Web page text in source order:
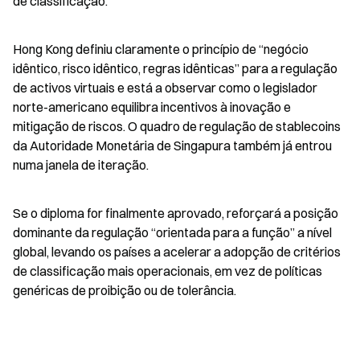
Hong Kong definiu claramente o princípio de “negócio
idêntico, risco idêntico, regras idênticas” para a regulação
de activos virtuais e está a observar como o legislador
norte-americano equilibra incentivos à inovação e
mitigação de riscos. O quadro de regulação de stablecoins
da Autoridade Monetária de Singapura também já entrou
numa janela de iteração.
Se o diploma for finalmente aprovado, reforçará a posição
dominante da regulação “orientada para a função” a nível
global, levando os países a acelerar a adopção de critérios
de classificação mais operacionais, em vez de políticas
genéricas de proibição ou de tolerância.